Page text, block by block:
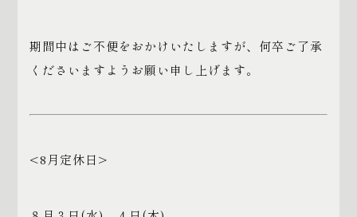
期間中はご不便をおかけいたしますが、何卒ご了承
くださいますようお願い申し上げます。
<8月定休日>